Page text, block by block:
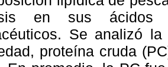
en sus ácidos
Se analizó
proteína cruda